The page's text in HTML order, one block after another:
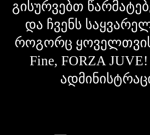
გისურვებთ
და ჩვენს
როგორც
Fine, FORZA